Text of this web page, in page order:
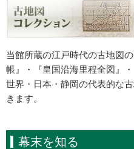
当館所蔵の江戸時代の古地図
帳』・『皇国沿海里程全図』
世界・日本・静岡の代表的な
きます。
幕末を知る